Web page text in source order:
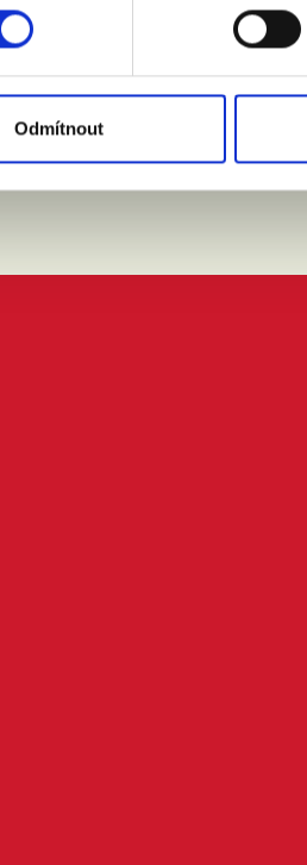
Odmítnout
Souhlasím se zpracováním